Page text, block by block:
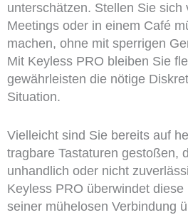
unterschätzen. Stellen Sie sich
Meetings oder in einem Café
machen, ohne mit sperrigen
Mit Keyless PRO bleiben Sie
gewährleisten die nötige
Situation.
Vielleicht sind Sie bereits auf
tragbare Tastaturen gestoßen,
unhandlich oder nicht
Keyless PRO überwindet
seiner mühelosen Verbindung